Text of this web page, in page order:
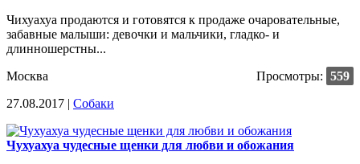
Чихуахуа продаются и готовятся к продаже очаровательные,
забавные малыши: девочки и мальчики, гладко- и
длинношерстны...
Москва
Просмотры: 559
27.08.2017 | Собаки
Чухуахуа чудесные щенки для любви и обожания